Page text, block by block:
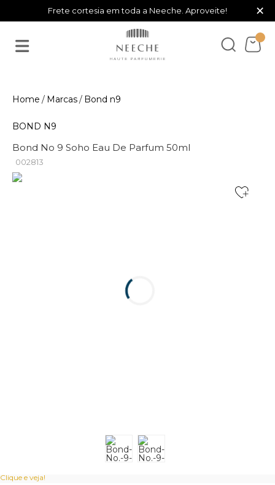
Frete cortesia em toda a Neeche. Aproveite! ×
Marcas Bond n9
BOND N9
Bond No 9 Soho Eau De Parfum 50ml
002813
Clique e veja!